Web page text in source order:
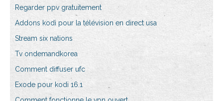
Regarder ppv gratuitement
Addons kodi pour la télévision en direct usa
Stream six nations
Tv ondemandkorea
Comment diffuser ufc
Exode pour kodi 16.1